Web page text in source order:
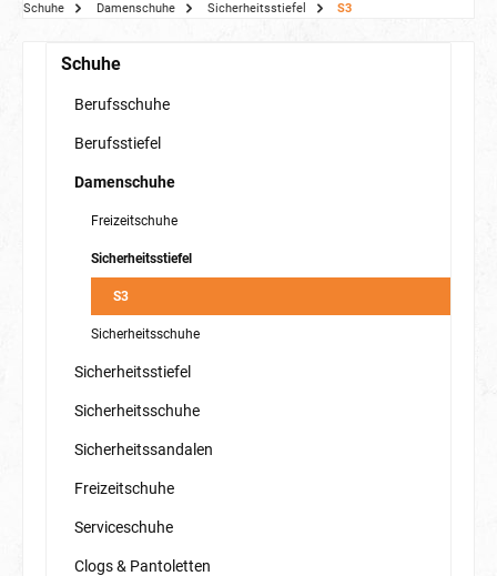
Schuhe Damenschuhe Sicherheitsstiefel S3
Schuhe
Berufsschuhe
Berufsstiefel
Damenschuhe
Freizeitschuhe
Sicherheitsstiefel
S3
Sicherheitsschuhe
Sicherheitsstiefel
Sicherheitsschuhe
Sicherheitssandalen
Freizeitschuhe
Serviceschuhe
Clogs & Pantoletten